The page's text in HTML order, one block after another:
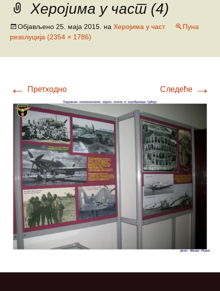
Херојима у част (4)
Објављено 25. маја 2015. на Херојима у част
Пуна
резолуција (2354 × 1786)
← Претходно Следеће →